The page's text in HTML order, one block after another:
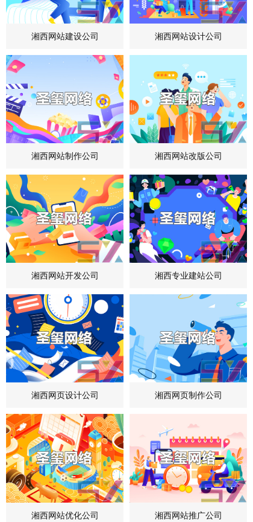
湘西网站建设公司 湘西网站设计公司
湘西网站制作公司 湘西网站改版公司
湘西网站开发公司 湘西专业建站公司
湘西网页设计公司 湘西网页制作公司
湘西网站优化公司 湘西网站推广公司